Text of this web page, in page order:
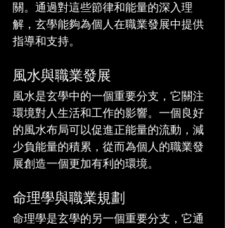
關。通過對這些節律和能量的深入理
解，玄學能夠為個人在職業發展中提供
指導和支持。
風水與職業發展
風水是玄學中的一個重要分支，它關注
環境對人生活和工作的影響。一個良好
的風水布局可以促進正能量的流動，減
少負能量的積累，從而為個人的職業發
展創造一個更加有利的環境。
命理學與職業規劃
命理學是玄學的另一個重要分支，它通